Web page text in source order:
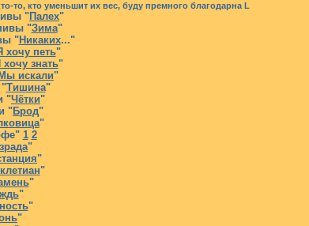
то, кто уменьшит их вес, буду премного благодарна L
"Палех"
"Зима"
"Никаких..."
хочу петь"
хочу знать"
Мы искали"
"Тишина"
"Чётки"
"Брод"
"
1 2
"
"
"
"
"
"
"